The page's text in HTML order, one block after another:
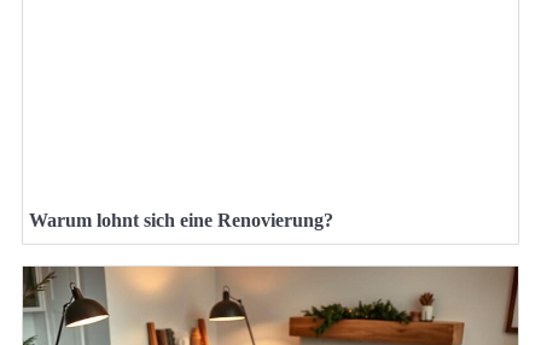
Warum lohnt sich eine Renovierung?